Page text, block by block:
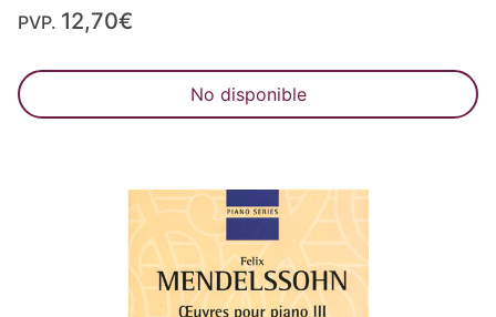
PVP. 12,70€
No disponible